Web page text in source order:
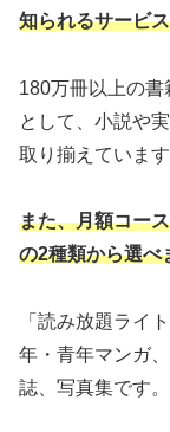
知られるサービ
180万冊以上の
として、小説や
取り揃えています
また、月額コー
の2種類から選べ
「読み放題ライ
年・青年マンガ
誌、写真集です。